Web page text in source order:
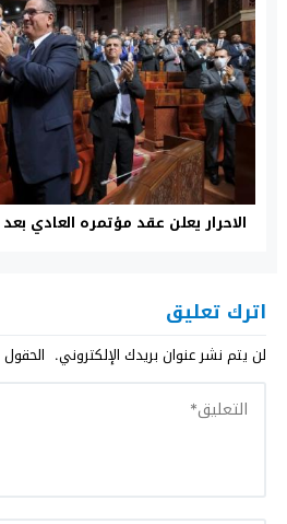
الاحرار يعلن عقد مؤتمره العادي
اترك تعليق
لن يتم نشر عنوان بريدك الإلكتروني. الحقول